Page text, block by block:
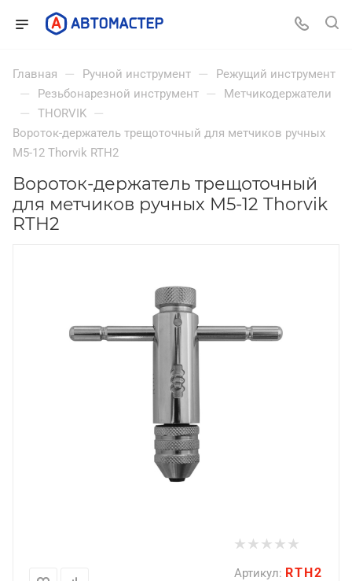
Главная — Ручной инструмент — Режущий инструмент
— Резьбонарезной инструмент — Метчикодержатели
— THORVIK —
Вороток-держатель трещоточный для метчиков ручных
M5-12 Thorvik RTH2
Вороток-держатель трещоточный
для метчиков ручных M5-12 Thorvik
RTH2
Артикул: RTH2